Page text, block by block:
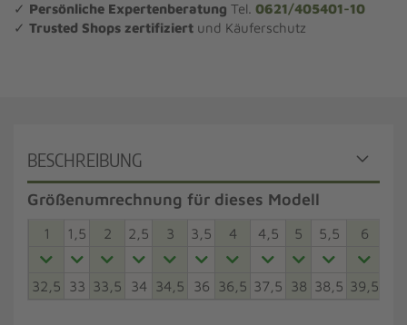
✓ Persönliche Expertenberatung Tel. 0621/405401-10
✓ Trusted Shops zertifiziert und Käuferschutz
BESCHREIBUNG
Größenumrechnung für dieses Modell
1 1,5 2 2,5 3 3,5 4 4,5 5 5,5 6
32,5 33 33,5 34 34,5 36 36,5 37,5 38 38,5 39,5